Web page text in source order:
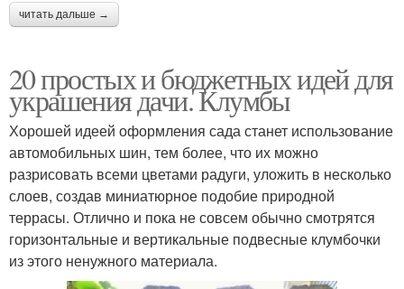
читать дальше →
20 простых и бюджетных идей для
украшения дачи. Клумбы
Хорошей идеей оформления сада станет использование
автомобильных шин, тем более, что их можно
разрисовать всеми цветами радуги, уложить в несколько
слоев, создав миниатюрное подобие природной
террасы. Отлично и пока не совсем обычно смотрятся
горизонтальные и вертикальные подвесные клумбочки
из этого ненужного материала.